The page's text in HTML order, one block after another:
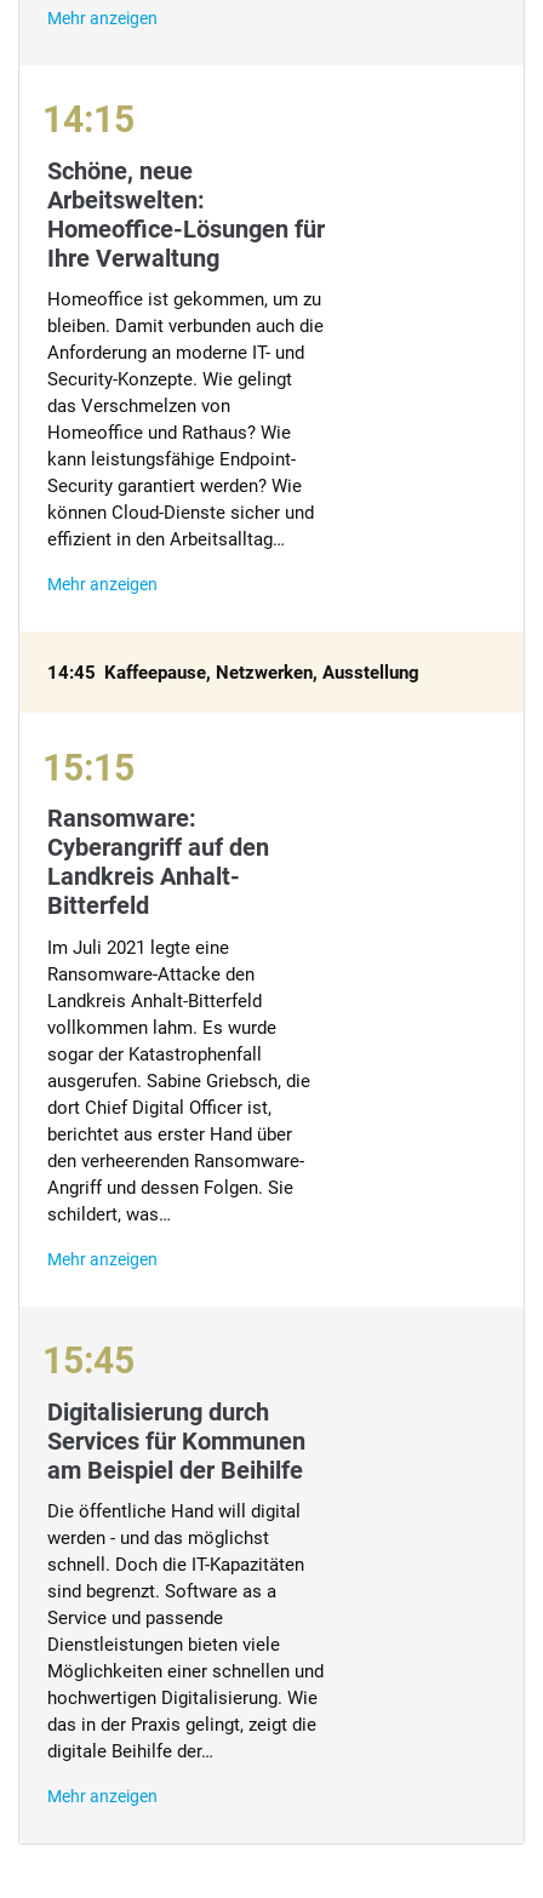
Mehr anzeigen
14:15
Schöne, neue
Arbeitswelten:
Homeoffice-Lösungen für
Ihre Verwaltung
Homeoffice ist gekommen, um zu
bleiben. Damit verbunden auch die
Anforderung an moderne IT- und
Security-Konzepte. Wie gelingt
das Verschmelzen von
Homeoffice und Rathaus? Wie
kann leistungsfähige Endpoint-
Security garantiert werden? Wie
können Cloud-Dienste sicher und
effizient in den Arbeitsalltag…
Mehr anzeigen
14:45 Kaffeepause, Netzwerken, Ausstellung
15:15
Ransomware:
Cyberangriff auf den
Landkreis Anhalt-
Bitterfeld
Im Juli 2021 legte eine
Ransomware-Attacke den
Landkreis Anhalt-Bitterfeld
vollkommen lahm. Es wurde
sogar der Katastrophenfall
ausgerufen. Sabine Griebsch, die
dort Chief Digital Officer ist,
berichtet aus erster Hand über
den verheerenden Ransomware-
Angriff und dessen Folgen. Sie
schildert, was…
Mehr anzeigen
15:45
Digitalisierung durch
Services für Kommunen
am Beispiel der Beihilfe
Die öffentliche Hand will digital
werden - und das möglichst
schnell. Doch die IT-Kapazitäten
sind begrenzt. Software as a
Service und passende
Dienstleistungen bieten viele
Möglichkeiten einer schnellen und
hochwertigen Digitalisierung. Wie
das in der Praxis gelingt, zeigt die
digitale Beihilfe der…
Mehr anzeigen